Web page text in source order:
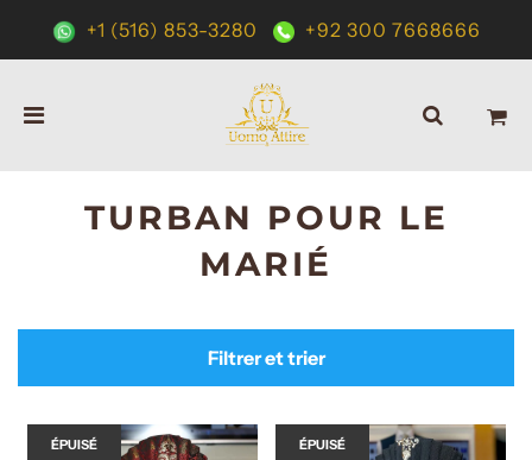
+1 (516) 853-3280 +92 300 7668666
TURBAN POUR LE
MARIÉ
Filtrer et trier
ÉPUISÉ ÉPUISÉ